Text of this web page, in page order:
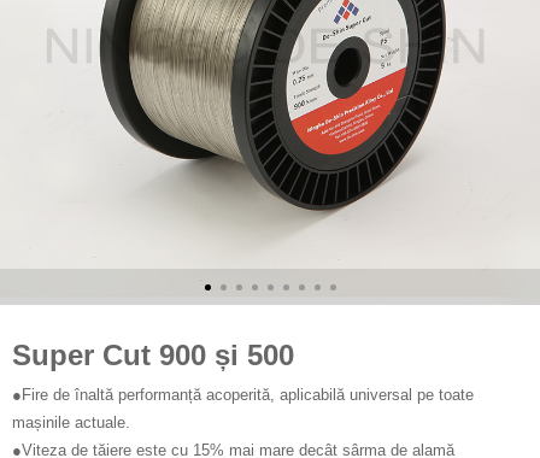
Super Cut 900 și 500
●Fire de înaltă performanță acoperită, aplicabilă universal pe toate
mașinile actuale.
●Viteza de tăiere este cu 15% mai mare decât sârma de alamă